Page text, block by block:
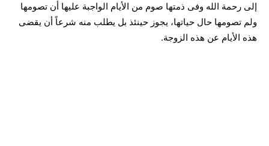
إلى رحمة الله وفى ذمتها صوم من الأيام الواجبة عليها أن تصومها
ولم تصومها حال حياتها، يجوز حينئذ بل يطلب منه شرعاً أن يقضى
هذه الأيام عن هذه الزوجة.